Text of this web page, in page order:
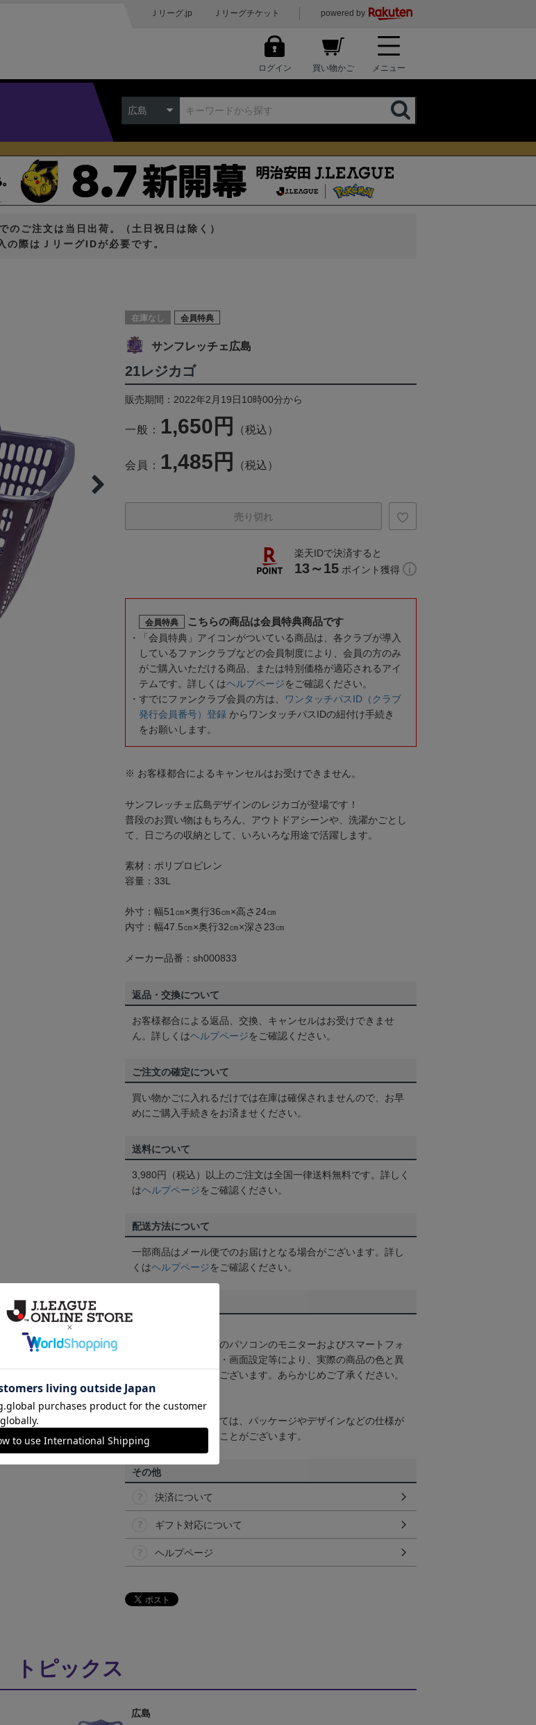
Ｊリーグ.jp Ｊリーグチケット powered by
ログイン 買い物かご メニュー
広島
のご注文は当日出荷。（土日祝日は除く）
の際はＪリーグIDが必要です。
在庫なし 会員特典
サンフレッチェ広島
21レジカゴ
販売期間：2022年2月19日10時00分から
一般： 1,650円 （税込）
会員： 1,485円 （税込）
売り切れ
楽天IDで決済すると
13～15 ポイント獲得
会員特典 こちらの商品は会員特典商品です
「会員特典」アイコンがついている商品は、各クラブが導入
しているファンクラブなどの会員制度により、会員の方のみ
がご購入いただける商品、または特別価格が適応されるアイ
テムです。詳しくはヘルプページをご確認ください。
すでにファンクラブ会員の方は、
ワンタッチパスID（クラブ
発行会員番号）登録 からワンタッチパスIDの紐付け手続き
をお願いします。
※ お客様都合によるキャンセルはお受けできません。
サンフレッチェ広島デザインのレジカゴが登場です！
普段のお買い物はもちろん、アウトドアシーンや、洗濯かごとし
て、日ごろの収納として、いろいろな用途で活躍します。
素材：ポリプロピレン
容量：33L
外寸：幅51㎝×奥行36㎝×高さ24㎝
内寸：幅47.5㎝×奥行32㎝×深さ23㎝
メーカー品番：sh000833
返品・交換について
お客様都合による返品、交換、キャンセルはお受けできませ
ん。詳しくはヘルプページをご確認ください。
ご注文の確定について
買い物かごに入れるだけでは在庫は確保されませんので、お早
めにご購入手続きをお済ませください。
送料について
3,980円（税込）以上のご注文は全国一律送料無料です。詳しく
はヘルプページをご確認ください。
配送方法について
一部商品はメール便でのお届けとなる場合がございます。詳し
くはヘルプページをご確認ください。
商品画像は、お使いのパソコンのモニターおよびスマートフォ
ンのメーカー・機種・画面設定等により、実際の商品の色と異
なって見える場合がございます。あらかじめご了承ください。
【仕様について】
取り扱い商品によっては、パッケージやデザインなどの仕様が
予告なく変更になることがございます。
その他
決済について
ギフト対応について
ヘルプページ
トピックス
広島